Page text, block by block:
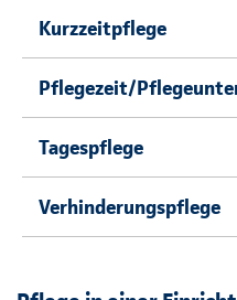
Kurzzeitpflege
Pflegezeit/
Tagespflege
Verhinderungspflege